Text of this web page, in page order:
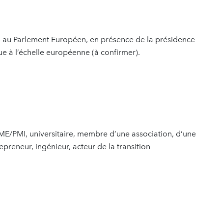
Parlement Européen, en présence de la présidence
à l’échelle européenne (à confirmer).
PMI, universitaire, membre d’une association, d’une
ingénieur, acteur de la transition